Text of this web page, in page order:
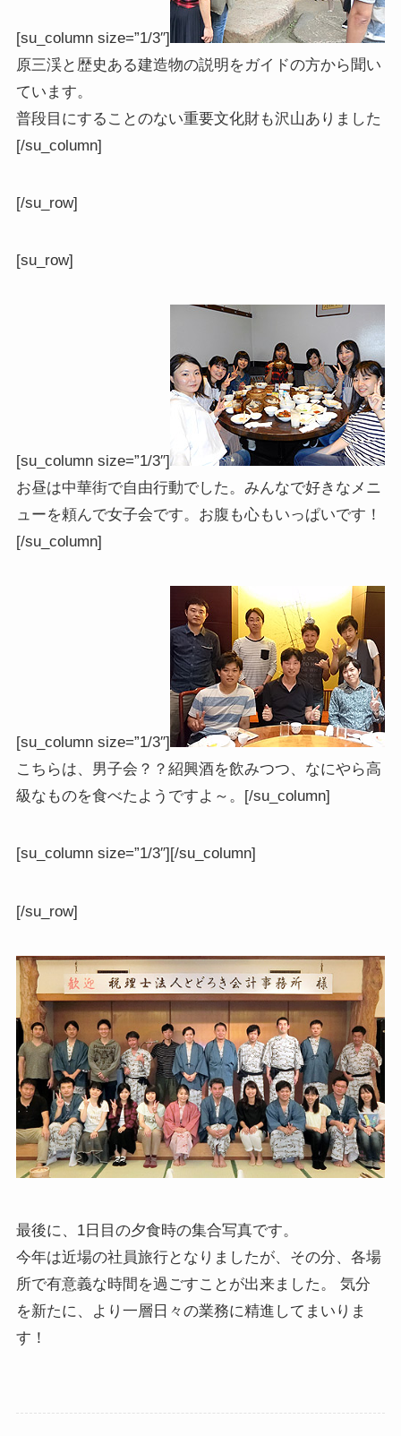
[su_column size=”1/3″]
原三渓と歴史ある建造物の説明をガイドの方から聞い
ています。
普段目にすることのない重要文化財も沢山ありました
[/su_column]
[/su_row]
[su_row]
[su_column size=”1/3″]
お昼は中華街で自由行動でした。みんなで好きなメニ
ューを頼んで女子会です。お腹も心もいっぱいです！
[/su_column]
[su_column size=”1/3″]
こちらは、男子会？？紹興酒を飲みつつ、なにやら高
級なものを食べたようですよ～。[/su_column]
[su_column size=”1/3″][/su_column]
[/su_row]
最後に、1日目の夕食時の集合写真です。
今年は近場の社員旅行となりましたが、その分、各場
所で有意義な時間を過ごすことが出来ました。 気分
を新たに、より一層日々の業務に精進してまいりま
す！